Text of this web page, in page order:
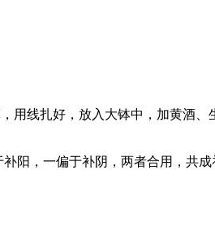
线扎好，放入大钵中，加黄酒、
，一偏于补阴，两者合用，共成